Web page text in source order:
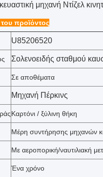
μηχανή Ντίζελ
προϊόντος
U85206520
Σολενοειδής σταθμού
Σε αποθέματα
Μηχανή Πέρκινς
Καρτόνι / ξύλινη θήκη
Μέρη συντήρησης μηχανών
Με αεροπορική/ναυτιλιακή
Ένα χρόνο